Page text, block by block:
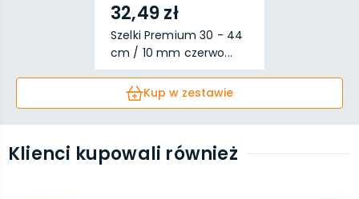
32,49 zł
Szelki Premium 30 - 44
cm / 10 mm czerwo...
Kup w zestawie
Klienci kupowali również